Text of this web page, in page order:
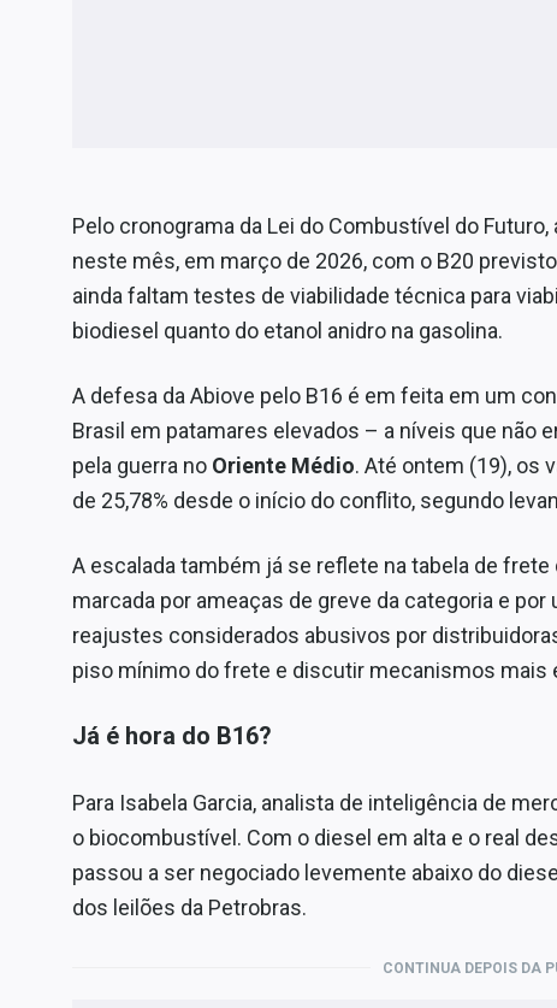
Pelo cronograma da Lei do Combustível do Futuro,
neste mês, em março de 2026, com o B20
ainda faltam testes de viabilidade técnica para
biodiesel quanto do etanol anidro na gasolina.
A defesa da Abiove pelo B16 é em feita em um
Brasil em patamares elevados – a níveis que não
pela guerra no Oriente Médio. Até ontem (19), os
de 25,78% desde o início do conflito, segundo
A escalada também já se reflete na tabela de
marcada por ameaças de greve da categoria e
reajustes considerados abusivos por
piso mínimo do frete e discutir mecanismos mais
Já é hora do B16?
Para Isabela Garcia, analista de inteligência de
o biocombustível. Com o diesel em alta e o real
passou a ser negociado levemente abaixo do
dos leilões da Petrobras.
CONTINUA DEPOIS DA